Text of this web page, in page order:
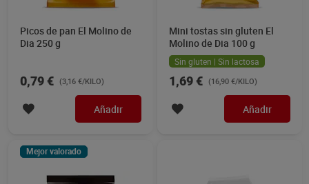
Picos de pan El Molino de
Dia 250 g
0,79 € (3,16 €/KILO)
Añadir
Mini tostas sin gluten El
Molino de Dia 100 g
Sin gluten | Sin lactosa
1,69 € (16,90 €/KILO)
Añadir
Mejor valorado